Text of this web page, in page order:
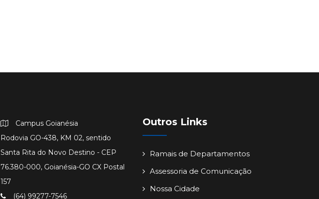
Campus Goianésia
Rodovia GO-438, KM 02, sentido
Santa Rita do Novo Destino - CEP
76.380-000, Goianésia-GO CX Postal
157
(64) 99277-7546
Outros Links
Ramais de Departamentos
Assessoria de Comunicação
Nossa Cidade